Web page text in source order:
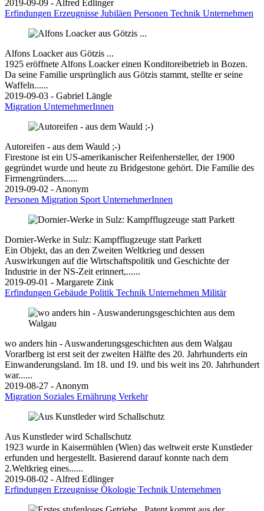
2019-09-09 - Alfred Edlinger
Erfindungen Erzeugnisse Jubiläen Personen Technik Unternehmen
Alfons Loacker aus Götzis ...
1925 eröffnete Alfons Loacker einen Konditoreibetrieb in Bozen.
Da seine Familie ursprünglich aus Götzis stammt, stellte er seine
Waffeln......
2019-09-03 - Gabriel Längle
Migration UnternehmerInnen
Autoreifen - aus dem Wauld ;-)
Firestone ist ein US-amerikanischer Reifenhersteller, der 1900
gegründet wurde und heute zu Bridgestone gehört. Die Familie des
Firmengründers......
2019-09-02 - Anonym
Personen Migration Sport UnternehmerInnen
Dornier-Werke in Sulz: Kampfflugzeuge statt Parkett
Ein Objekt, das an den Zweiten Weltkrieg und dessen
Auswirkungen auf die Wirtschaftspolitik und Geschichte der
Industrie in der NS-Zeit erinnert,......
2019-09-01 - Margarete Zink
Erfindungen Gebäude Politik Technik Unternehmen Militär
wo anders hin - Auswanderungsgeschichten aus dem Walgau
Vorarlberg ist erst seit der zweiten Hälfte des 20. Jahrhunderts ein
Einwanderungsland. Im 18. und 19. und bis weit ins 20. Jahrhundert
war......
2019-08-27 - Anonym
Migration Soziales Ernährung Verkehr
Aus Kunstleder wird Schallschutz
1923 wurde in Kaisermühlen (Wien) das weltweit erste Kunstleder
erfunden und hergestellt. Basierend darauf konnte nach dem
2.Weltkrieg eines......
2019-08-02 - Alfred Edlinger
Erfindungen Erzeugnisse Ökologie Technik Unternehmen